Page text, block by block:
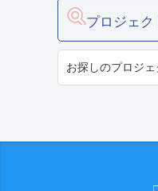
プロジェク
お探しのプロジェ